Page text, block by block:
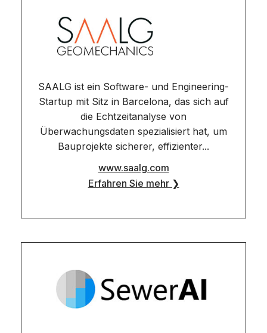
SAALG ist ein Software- und Engineering-
Startup mit Sitz in Barcelona, das sich auf
die Echtzeitanalyse von
Überwachungsdaten spezialisiert hat, um
Bauprojekte sicherer, effizienter...
www.saalg.com
Erfahren Sie mehr ❯